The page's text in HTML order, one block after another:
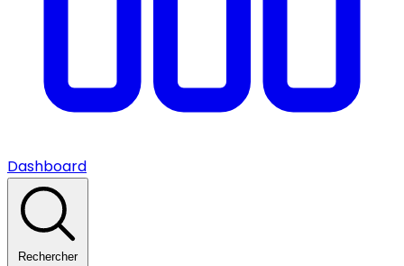
Dashboard
Rechercher